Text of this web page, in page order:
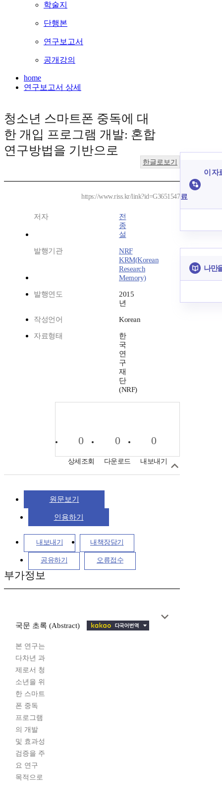
학술지
단행본
연구보고서
공개강의
home
연구보고서 상세
청소년 스마트폰 중독에 대
한 개입 프로그램 개발: 혼합
연구방법을 기반으로
한글로보기
https://www.riss.kr/link?id=G3651547
저자
전
종
설
발행기관
NRF
KRM(Korean
Research
Memory)
발행연도
2015
년
작성언어 Korean
자료형태
한
국
연
구
재
단
(NRF)
0
상세조회
0
다운로드
0
내보내기
원문보기
인용하기
내보내기 내책장담기
공유하기 오류접수
부가정보
국문 초록 (Abstract)
본 연구는
다차년 과
제로서 청
소년을 위
한 스마트
폰 중독
프로그램
의 개발
및 효과성
검증을 주
요 연구
목적으로
이 자
료
나만